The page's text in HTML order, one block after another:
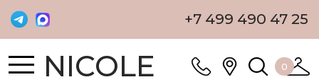
+7 499 490 47 25
NICOLE 0